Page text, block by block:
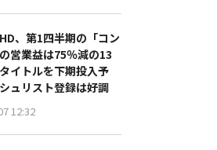
、第1四半期の「コン
営業益は75％減の13
イトルを下期投入予
ュリスト登録は好調
12:32